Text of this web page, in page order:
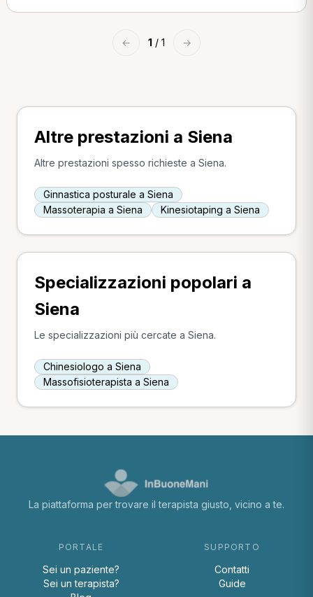
← 1 / 1 →
Altre prestazioni a Siena
Altre prestazioni spesso richieste a Siena.
Ginnastica posturale a Siena
Massoterapia a Siena
Kinesiotaping a Siena
Specializzazioni popolari a
Siena
Le specializzazioni più cercate a Siena.
Chinesiologo a Siena
Massofisioterapista a Siena
La piattaforma per trovare il terapista giusto, vicino a te.
PORTALE
Sei un paziente?
Sei un terapista?
SUPPORTO
Contatti
Guide